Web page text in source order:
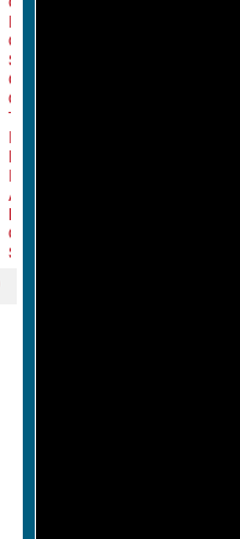
R
O
S
C
O
T
I
D
I
A
N
O